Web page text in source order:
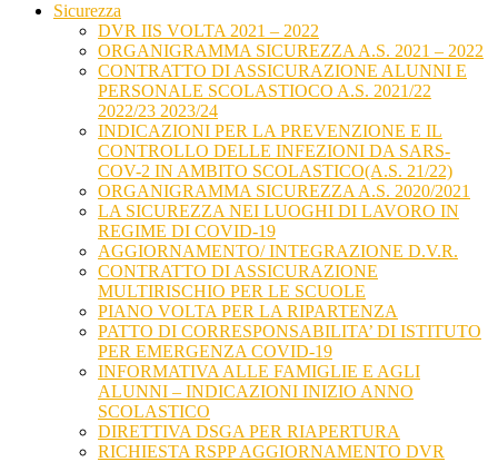
Sicurezza
DVR IIS VOLTA 2021 – 2022
ORGANIGRAMMA SICUREZZA A.S. 2021 – 2022
CONTRATTO DI ASSICURAZIONE ALUNNI E
PERSONALE SCOLASTIOCO A.S. 2021/22
2022/23 2023/24
INDICAZIONI PER LA PREVENZIONE E IL
CONTROLLO DELLE INFEZIONI DA SARS-
COV-2 IN AMBITO SCOLASTICO(A.S. 21/22)
ORGANIGRAMMA SICUREZZA A.S. 2020/2021
LA SICUREZZA NEI LUOGHI DI LAVORO IN
REGIME DI COVID-19
AGGIORNAMENTO/ INTEGRAZIONE D.V.R.
CONTRATTO DI ASSICURAZIONE
MULTIRISCHIO PER LE SCUOLE
PIANO VOLTA PER LA RIPARTENZA
PATTO DI CORRESPONSABILITA’ DI ISTITUTO
PER EMERGENZA COVID-19
INFORMATIVA ALLE FAMIGLIE E AGLI
ALUNNI – INDICAZIONI INIZIO ANNO
SCOLASTICO
DIRETTIVA DSGA PER RIAPERTURA
RICHIESTA RSPP AGGIORNAMENTO DVR